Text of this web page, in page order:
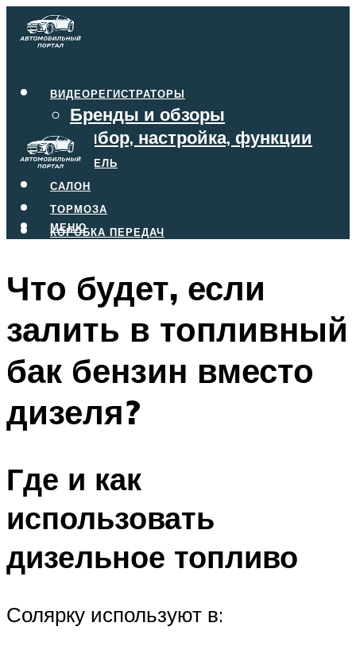
ВИДЕОРЕГИСТРАТОРЫ
Бренды и обзоры
Выбор, настройка, функции
ДВИГАТЕЛЬ
САЛОН
ТОРМОЗА
КОРОБКА ПЕРЕДАЧ
МЕНЮ
МЕНЮ
Что будет, если
залить в топливный
бак бензин вместо
дизеля?
Где и как
использовать
дизельное топливо
Солярку используют в: